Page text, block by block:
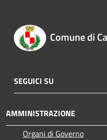
Comune di
SEGUICI SU
AMMINISTRAZIONE
Organi di Governo